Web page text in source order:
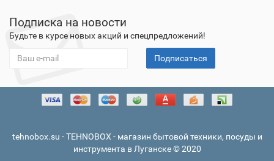
Подписка на новости
Будьте в курсе новых акций и спецпредложений!
Подписаться
tehnobox.su - TEHNOBOX - магазин бытовой техники, посуды и
инструмента в Луганске © 2020